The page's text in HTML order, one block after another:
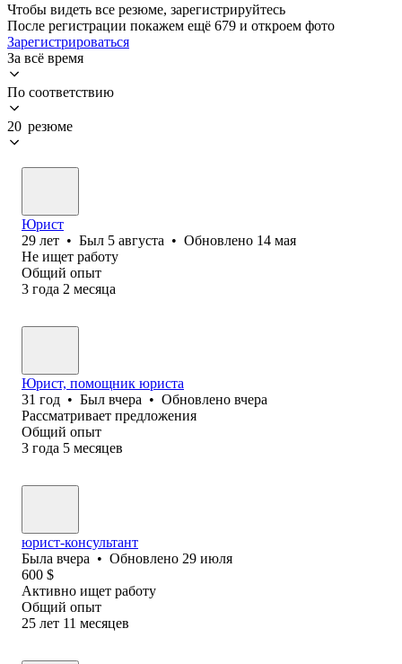
Чтобы видеть все резюме, зарегистрируйтесь
После регистрации покажем ещё 679 и откроем фото
Зарегистрироваться
За всё время
По соответствию
20 резюме
Юрист
29 лет • Был 5 августа • Обновлено 14 мая
Не ищет работу
Общий опыт
3 года 2 месяца
Юрист, помощник юриста
31 год • Был вчера • Обновлено вчера
Рассматривает предложения
Общий опыт
3 года 5 месяцев
юрист-консультант
Была вчера • Обновлено 29 июля
600 $
Активно ищет работу
Общий опыт
25 лет 11 месяцев